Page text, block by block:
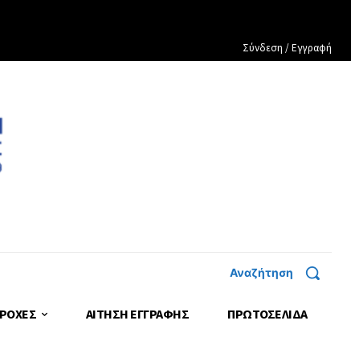
Σύνδεση / Εγγραφή
Αναζήτηση
ΑΙΤΗΣΗ ΕΓΓΡΑΦΗΣ ΠΡΩΤΟΣΈΛΙΔΑ